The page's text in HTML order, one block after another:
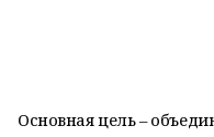
Основная цель –